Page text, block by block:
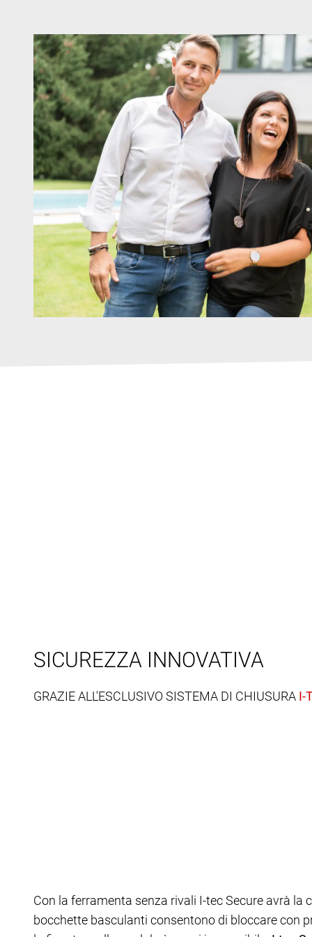
SICUREZZA INNOVATIVA
GRAZIE ALL'ESCLUSIVO SISTEMA DI CHIUSURA
Con la ferramenta senza rivali I-tec Secure avrà
bocchette basculanti consentono di bloccare con